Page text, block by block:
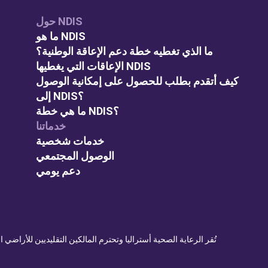
حول NDIS
ما هو NDIS
ما الذي تغطيه خطة دعم الإعاقة الوطنية؟
الإعاقات التي يغطيها NDIS
كيف أتقدم بطلب للحصول على إمكانية الوصول
إلى NDIS؟
ما هي خطة NDIS؟
خدماتنا
خدمات شخصية
الوصول المجتمعي
دعم يومي
تُقر الرعاية الصحية أستراليا وتحترم المالكين التقليديين